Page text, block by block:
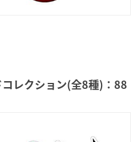
コレクション(全8種)：88